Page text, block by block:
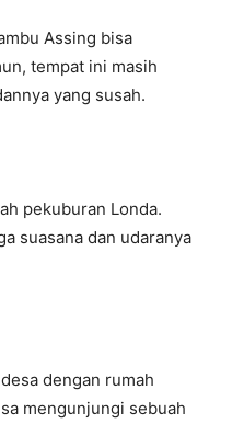
Assing bisa
tempat ini masih
yang susah.
pekuburan Londa.
suasana dan udaranya
dengan rumah
mengunjungi sebuah